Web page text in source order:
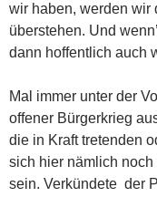
wir haben, werden wir
überstehen. Und
dann hoffentlich auch
Mal immer unter der
offener Bürgerkrieg
die in Kraft tretenden
sich hier nämlich
sein. Verkündete der